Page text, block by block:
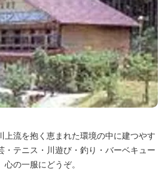
上流を抱く恵まれた環境の中に建つやす
・テニス・川遊び・釣り・バーベキュー
の一服にどうぞ。